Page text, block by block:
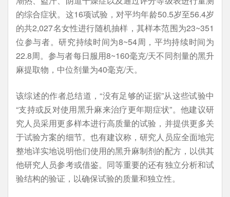
的综合症状。这16项试验，对平均年龄50.5岁至56.4岁
的共2,027名女性进行随机抽样，其样本范围为23~351
位参与者。研究持续时间为8~54周，平均持续时间为
22.8周。参与者每日服用8~160毫克/天不同剂量的黑升
麻提取物，中位剂量为40毫克/天。
该综述的作者总结道，“没有足够的证据”从这些试验中
“支持或反对使用黑升麻来治疗更年期症状”。他建议研
究人员采用更多样本进行高质量的试验，并提供更多关
于试验方案的细节。也有建议称，研究人员应全面地完
整地详实地说明他们使用的黑升麻制剂的配方，以供其
他研究人员参考或借鉴。同等重要的还有独立分析和试
验结构的验证，以确保试验的质量和独立性。